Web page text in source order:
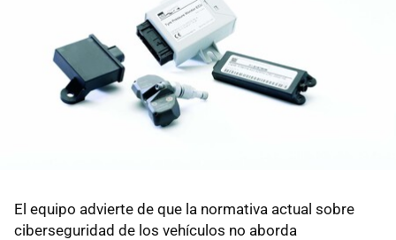
El equipo advierte de que la normativa actual sobre
ciberseguridad de los vehículos no aborda